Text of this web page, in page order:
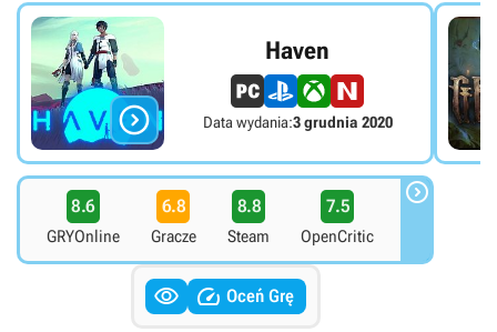

Haven
Data wydania:3 grudnia 2020
8.6
GRYOnline
6.8
Gracze
8.8
Steam
7.5
OpenCritic

  Oceń Grę